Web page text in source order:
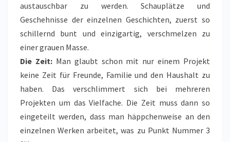
austauschbar zu werden. Schauplätze und
Geschehnisse der einzelnen Geschichten, zuerst so
schillernd bunt und einzigartig, verschmelzen zu
einer grauen Masse.
Die Zeit:Man glaubt schon mit nur einem Projekt
keine Zeit für Freunde, Familie und den Haushalt zu
haben. Das verschlimmert sich bei mehreren
Projekten um das Vielfache. Die Zeit muss dann so
eingeteilt werden, dass man häppchenweise an den
einzelnen Werken arbeitet, was zu Punkt Nummer 3